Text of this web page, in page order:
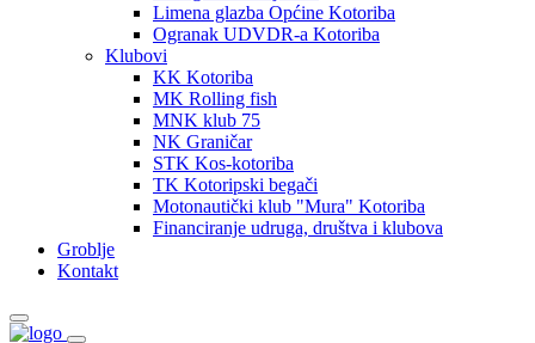
Limena glazba Općine Kotoriba
Ogranak UDVDR-a Kotoriba
Klubovi
KK Kotoriba
MK Rolling fish
MNK klub 75
NK Graničar
STK Kos-kotoriba
TK Kotoripski begači
Motonautički klub "Mura" Kotoriba
Financiranje udruga, društva i klubova
Groblje
Kontakt